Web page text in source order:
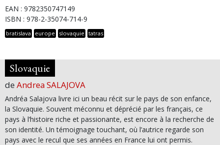
EAN : 9782350747149
ISBN : 978-2-35074-714-9
bratislava europe slovaquie tatras
Slovaquie
de Andrea SALAJOVA
Andréa Salajova livre ici un beau récit sur le pays de son enfance,
la Slovaquie. Souvent méconnu et déprécié par les français, ce
pays à l’histoire riche et passionante, est encore à la recherche de
son identité. Un témoignage touchant, où l’autrice regarde son
pays avec le recul que ses années en France lui ont permis.